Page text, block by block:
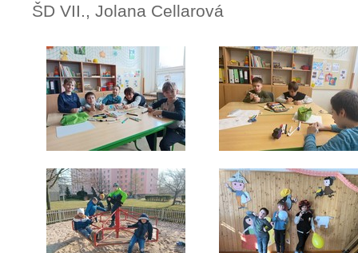
ŠD VII., Jolana Cellarová